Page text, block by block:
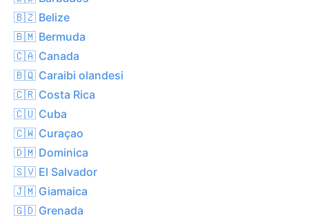
🇧🇿 Belize
🇧🇲 Bermuda
🇨🇦 Canada
🇧🇶 Caraibi olandesi
🇨🇷 Costa Rica
🇨🇺 Cuba
🇨🇼 Curaçao
🇩🇲 Dominica
🇸🇻 El Salvador
🇯🇲 Giamaica
🇬🇩 Grenada